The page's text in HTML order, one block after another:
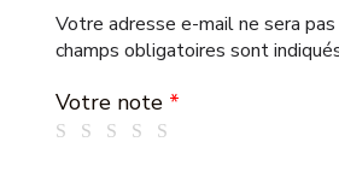
Votre adresse e-mail ne sera
champs obligatoires sont
Votre note *